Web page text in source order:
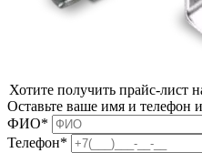
Хотите получить прайс-лист
Оставьте ваше имя и телефон
ФИО*
Телефон*